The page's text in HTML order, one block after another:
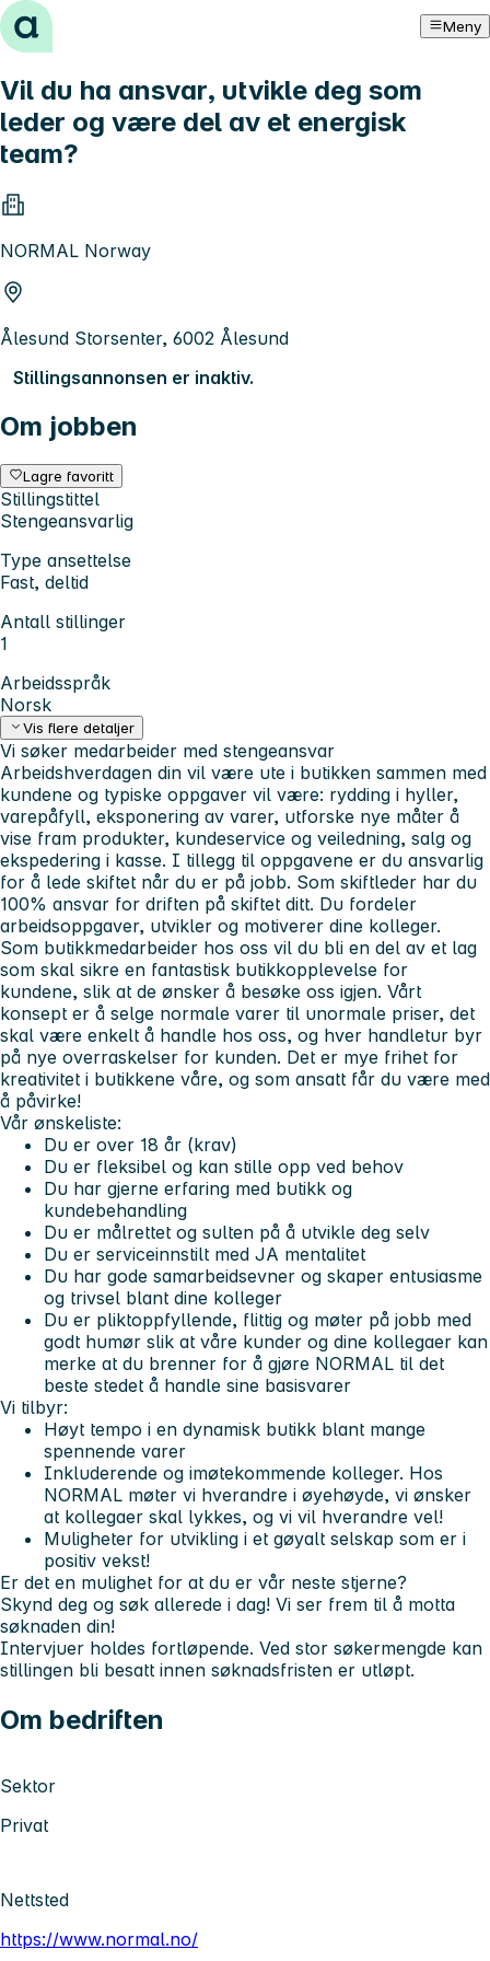
Hopp til innhold Meny
Vil du ha ansvar, utvikle deg som
leder og være del av et energisk
team?
NORMAL Norway
Ålesund Storsenter, 6002 Ålesund
Stillingsannonsen er inaktiv.
Om jobben
Lagre favoritt
Stillingstittel
Stengeansvarlig
Type ansettelse
Fast, deltid
Antall stillinger
1
Arbeidsspråk
Norsk
Vis flere detaljer
Vi søker medarbeider med stengeansvar
Arbeidshverdagen din vil være ute i butikken sammen med
kundene og typiske oppgaver vil være: rydding i hyller,
varepåfyll, eksponering av varer, utforske nye måter å
vise fram produkter, kundeservice og veiledning, salg og
ekspedering i kasse. I tillegg til oppgavene er du ansvarlig
for å lede skiftet når du er på jobb. Som skiftleder har du
100% ansvar for driften på skiftet ditt. Du fordeler
arbeidsoppgaver, utvikler og motiverer dine kolleger.
Som butikkmedarbeider hos oss vil du bli en del av et lag
som skal sikre en fantastisk butikkopplevelse for
kundene, slik at de ønsker å besøke oss igjen. Vårt
konsept er å selge normale varer til unormale priser, det
skal være enkelt å handle hos oss, og hver handletur byr
på nye overraskelser for kunden. Det er mye frihet for
kreativitet i butikkene våre, og som ansatt får du være med
å påvirke!
Vår ønskeliste:
Du er over 18 år (krav)
Du er fleksibel og kan stille opp ved behov
Du har gjerne erfaring med butikk og
kundebehandling
Du er målrettet og sulten på å utvikle deg selv
Du er serviceinnstilt med JA mentalitet
Du har gode samarbeidsevner og skaper entusiasme
og trivsel blant dine kolleger
Du er pliktoppfyllende, flittig og møter på jobb med
godt humør slik at våre kunder og dine kollegaer kan
merke at du brenner for å gjøre NORMAL til det
beste stedet å handle sine basisvarer
Vi tilbyr:
Høyt tempo i en dynamisk butikk blant mange
spennende varer
Inkluderende og imøtekommende kolleger. Hos
NORMAL møter vi hverandre i øyehøyde, vi ønsker
at kollegaer skal lykkes, og vi vil hverandre vel!
Muligheter for utvikling i et gøyalt selskap som er i
positiv vekst!
Er det en mulighet for at du er vår neste stjerne?
Skynd deg og søk allerede i dag! Vi ser frem til å motta
søknaden din!
Intervjuer holdes fortløpende. Ved stor søkermengde kan
stillingen bli besatt innen søknadsfristen er utløpt.
Om bedriften
Sektor
Privat
Nettsted
https://www.normal.no/